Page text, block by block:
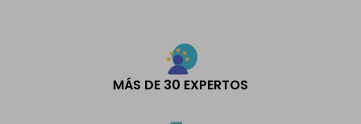
MÁS DE 30 EXPERTOS